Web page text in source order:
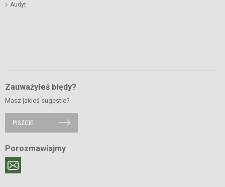
Audyt
Zauważyłeś błędy?
Masz jakieś sugestie?
PISZCIE
Porozmawiajmy